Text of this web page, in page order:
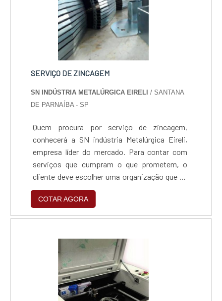
SERVIÇO DE ZINCAGEM
SN INDÚSTRIA METALÚRGICA EIRELI / SANTANA
DE PARNAÍBA - SP
Quem procura por serviço de zincagem,
conhecerá a SN indústria Metalúrgica Eireli,
empresa líder do mercado. Para contar com
serviços que cumpram o que prometem, o
cliente deve escolher uma organização que se
destaque por um bom suporte técnico e tenha
ampla experiência no ramo.Quando a busca é
por serviço de zincagem, com a SN indústria
assertividade e diversas opções de
pagamento disponíveis.MAIS SOBRE SERVIÇO
DE ZINCAGEMA SN indústria Metalúrgica Eireli
foca sua estratégia em produzir uma estrutura
para os parceiros com escritório de alta
COTAR AGORA